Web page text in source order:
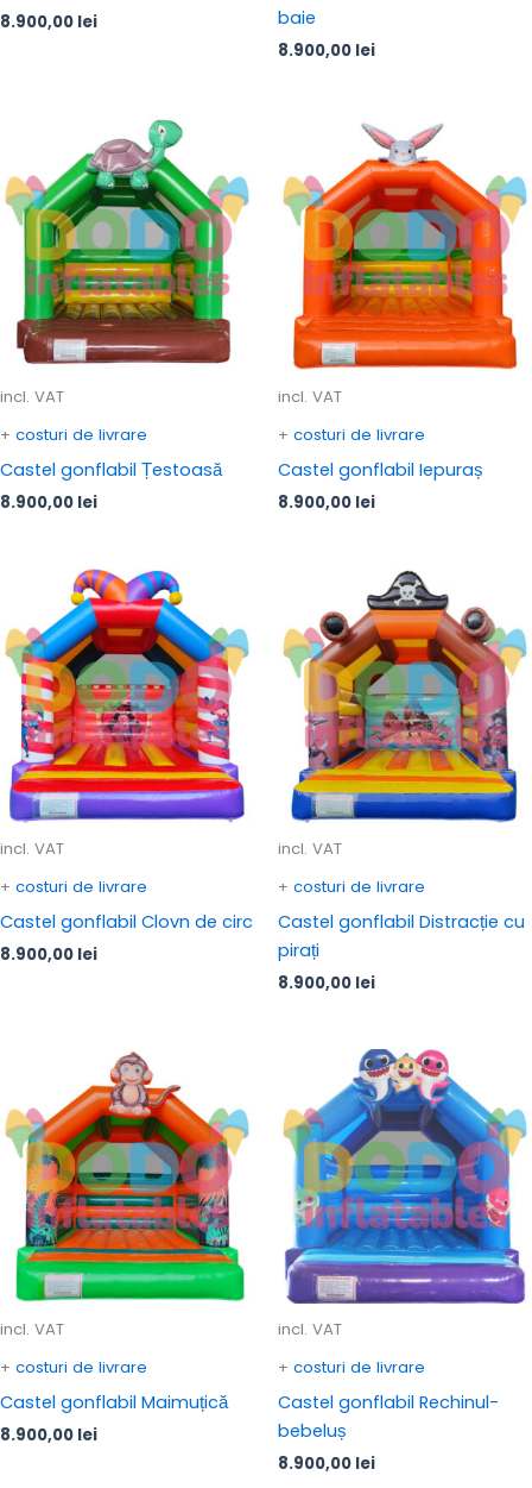
8.900,00 lei
baie
8.900,00 lei
incl. VAT
+ costuri de livrare
Castel gonflabil Țestoasă
8.900,00 lei
incl. VAT
+ costuri de livrare
Castel gonflabil Iepuraș
8.900,00 lei
incl. VAT
+ costuri de livrare
Castel gonflabil Clovn de circ
8.900,00 lei
incl. VAT
+ costuri de livrare
Castel gonflabil Distracție cu
pirați
8.900,00 lei
incl. VAT
+ costuri de livrare
Castel gonflabil Maimuțică
8.900,00 lei
incl. VAT
+ costuri de livrare
Castel gonflabil Rechinul-
bebeluș
8.900,00 lei